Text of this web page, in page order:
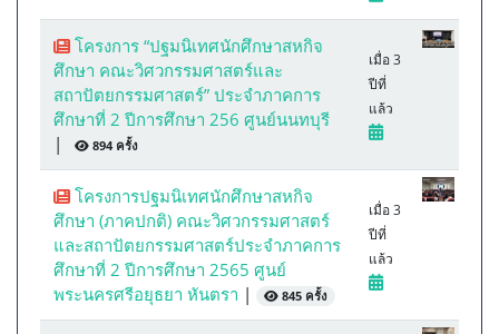
โครงการ “ปฐมนิเทศนักศึกษาสหกิจ
ศึกษา คณะวิศวกรรมศาสตร์และ
สถาปัตยกรรมศาสตร์” ประจำภาคการ
ศึกษาที่ 2 ปีการศึกษา 256 ศูนย์นนทบุรี
|
894 ครั้ง
เมื่อ 3
ปีที่
แล้ว
โครงการปฐมนิเทศนักศึกษาสหกิจ
ศึกษา (ภาคปกติ) คณะวิศวกรรมศาสตร์
และสถาปัตยกรรมศาสตร์ประจำภาคการ
ศึกษาที่ 2 ปีการศึกษา 2565 ศูนย์
พระนครศรีอยุธยา หันตรา | 845 ครั้ง
เมื่อ 3
ปีที่
แล้ว